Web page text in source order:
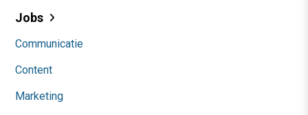
Jobs
Communicatie
Content
Marketing